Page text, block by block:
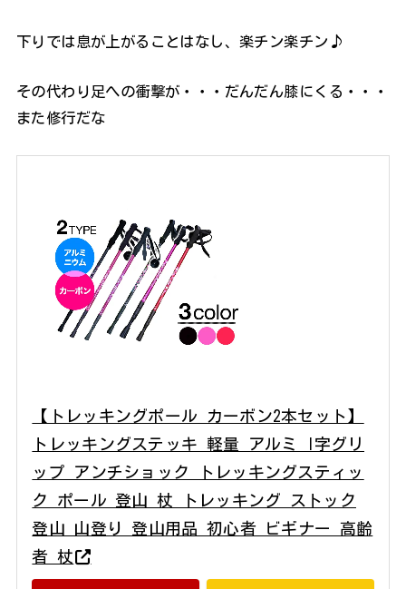
下りでは息が上がることはなし、楽チン楽チン♪
その代わり足への衝撃が・・・だんだん膝にくる・・・
また修行だな
【トレッキングポール カーボン2本セット】
トレッキングステッキ 軽量 アルミ I字グリ
ップ アンチショック トレッキングスティッ
ク ポール 登山 杖 トレッキング ストック
登山 山登り 登山用品 初心者 ビギナー 高齢
者 杖